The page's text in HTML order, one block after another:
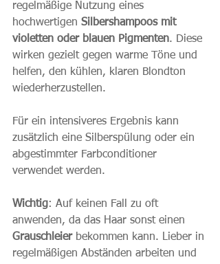
regelmäßige Nutzung eines
hochwertigen Silbershampoos mit
violetten oder blauen Pigmenten. Diese
wirken gezielt gegen warme Töne und
helfen, den kühlen, klaren Blondton
wiederherzustellen.
Für ein intensiveres Ergebnis kann
zusätzlich eine Silberspülung oder ein
abgestimmter Farbconditioner
verwendet werden.
Wichtig: Auf keinen Fall zu oft
anwenden, da das Haar sonst einen
Grauschleier bekommen kann. Lieber in
regelmäßigen Abständen arbeiten und